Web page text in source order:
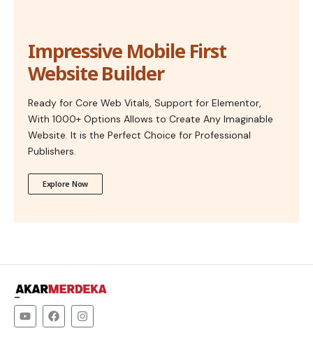
Impressive Mobile First
Website Builder
Ready for Core Web Vitals, Support for Elementor,
With 1000+ Options Allows to Create Any Imaginable
Website. It is the Perfect Choice for Professional
Publishers.
Explore Now
–